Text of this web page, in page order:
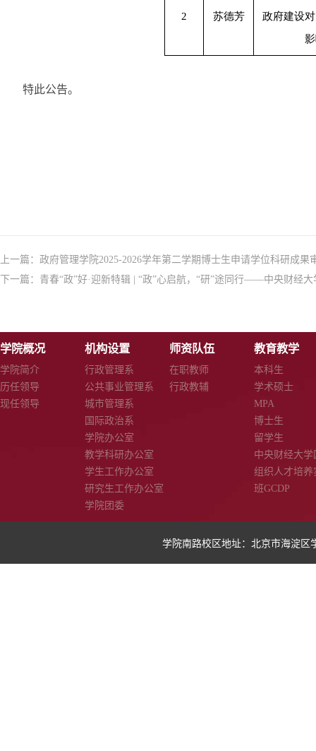
2 苏德芳
政府建设
特此公告。
上一篇： 政府管理学院2025-2026学年第二学期博士生申请学位科研成果
下一篇： 青春“政”好·迎新特辑 | “政”心启航，“研”途同行——中央财经
学院概况
学院简介
历任领导
现任领导
机构设置
行政管理系
公共事业管理系
城市管理系
国际政治系
学院办公室
教学科研办公室
学生工作办公室
研究生工作办公室
学院团委
师资队伍
在职教师
行政教辅
教育教学
本科生
学术硕士
MPA
博士生
留学生
中央财经大学
组织人才培养
班GCDP
学院南路校区地址：北京市海淀区